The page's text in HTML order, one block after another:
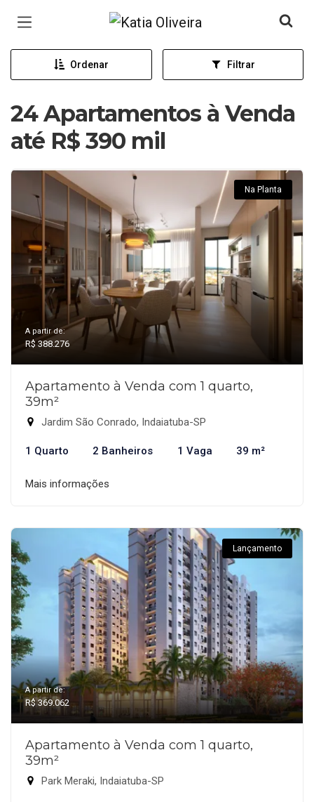
Página inicial
Ordenar Filtrar
24 Apartamentos à Venda
até R$ 390 mil
Na Planta
A partir de:
R$ 388.276
Apartamento à Venda com 1 quarto,
39m²
Jardim São Conrado, Indaiatuba-SP
1 Quarto 2 Banheiros 1 Vaga 39 m²
Mais informações
Lançamento
A partir de:
R$ 369.062
Apartamento à Venda com 1 quarto,
39m²
Park Meraki, Indaiatuba-SP